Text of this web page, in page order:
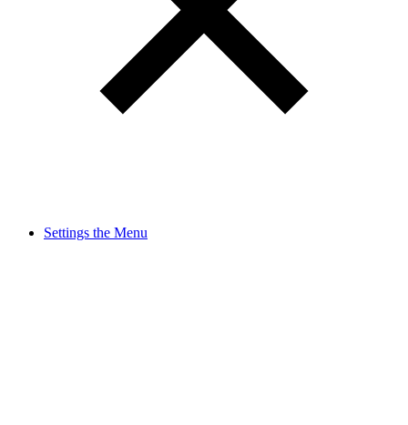
Settings the Menu